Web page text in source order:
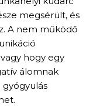
megsérült, és
A nem működő
hogy egy
álomnak